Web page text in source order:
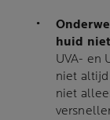
huid
UVA- en
niet altijd
niet